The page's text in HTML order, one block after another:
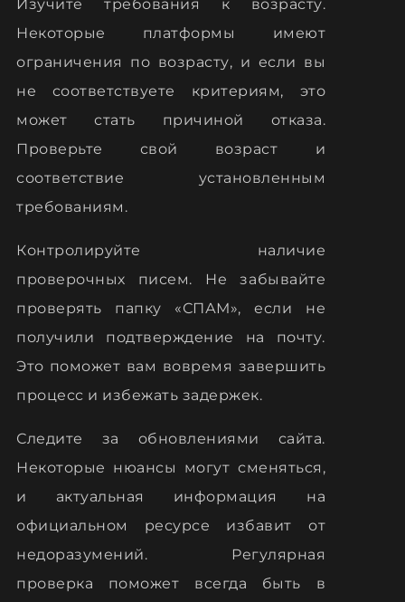
Изучите требования к возрасту.
Некоторые платформы имеют
ограничения по возрасту, и если вы
не соответствуете критериям, это
может стать причиной отказа.
Проверьте свой возраст и
соответствие установленным
требованиям.
Контролируйте наличие
проверочных писем. Не забывайте
проверять папку «СПАМ», если не
получили подтверждение на почту.
Это поможет вам вовремя завершить
процесс и избежать задержек.
Следите за обновлениями сайта.
Некоторые нюансы могут сменяться,
и актуальная информация на
официальном ресурсе избавит от
недоразумений. Регулярная
проверка поможет всегда быть в